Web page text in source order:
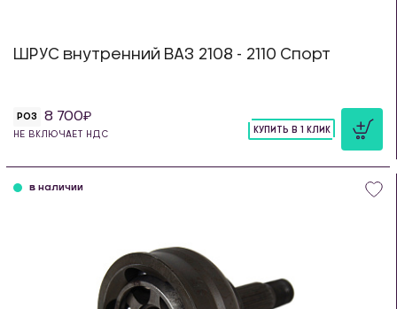
ШРУС внутренний ВАЗ 2108 - 2110 Спорт
РОЗ 8 700
НЕ ВКЛЮЧАЕТ НДС
КУПИТЬ В 1 КЛИК
в наличии